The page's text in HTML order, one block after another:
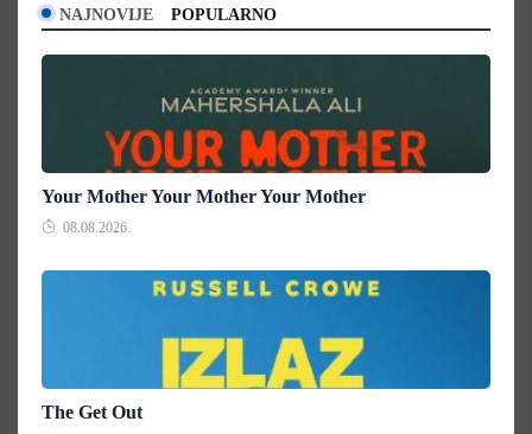
NAJNOVIJE POPULARNO
Your Mother Your Mother Your Mother
08.08.2026.
The Get Out